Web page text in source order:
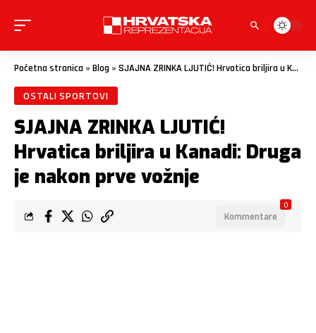
Početna stranica » Blog » SJAJNA ZRINKA LJUTIĆ! Hrvatica briljira u Kanadi: Druga je nakon prve vožnje
OSTALI SPORTOVI
SJAJNA ZRINKA LJUTIĆ!
Hrvatica briljira u Kanadi: Druga
je nakon prve vožnje
Kommentare
0